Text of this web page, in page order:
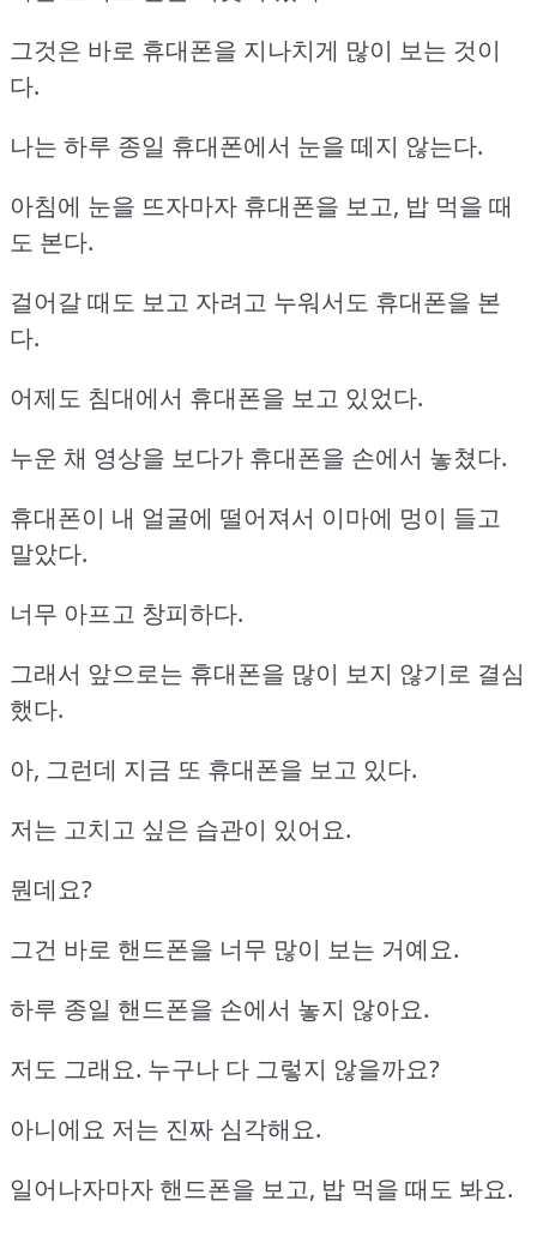
그것은 바로 휴대폰을 지나치게 많이 보는 것이
다.
나는 하루 종일 휴대폰에서 눈을 떼지 않는다.
아침에 눈을 뜨자마자 휴대폰을 보고, 밥 먹을 때
도 본다.
걸어갈 때도 보고 자려고 누워서도 휴대폰을 본
다.
어제도 침대에서 휴대폰을 보고 있었다.
누운 채 영상을 보다가 휴대폰을 손에서 놓쳤다.
휴대폰이 내 얼굴에 떨어져서 이마에 멍이 들고
말았다.
너무 아프고 창피하다.
그래서 앞으로는 휴대폰을 많이 보지 않기로 결심
했다.
아, 그런데 지금 또 휴대폰을 보고 있다.
저는 고치고 싶은 습관이 있어요.
뭔데요?
그건 바로 핸드폰을 너무 많이 보는 거예요.
하루 종일 핸드폰을 손에서 놓지 않아요.
저도 그래요. 누구나 다 그렇지 않을까요?
아니에요 저는 진짜 심각해요.
일어나자마자 핸드폰을 보고, 밥 먹을 때도 봐요.